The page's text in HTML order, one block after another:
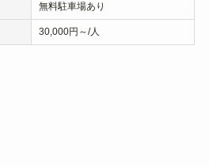
無料駐車場あり
30,000円～/人